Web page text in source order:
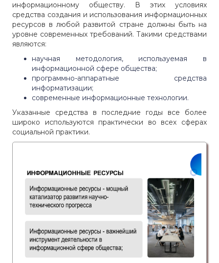
информационному обществу. В этих условиях
средства создания и использования информационных
ресурсов в любой развитой стране должны быть на
уровне современных требований. Такими средствами
являются:
научная методология, используемая в
информационной сфере общества;
программно-аппаратные средства
информатизации;
современные информационные технологии.
Указанные средства в последние годы все более
широко используются практически во всех сферах
социальной практики.